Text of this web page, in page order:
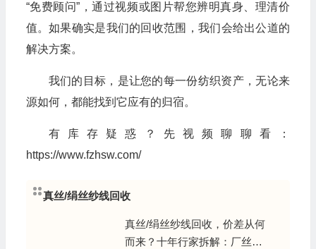
“免费顾问”，通过视频或图片帮您辨明真身、理清价
值。如果确实是我们的回收范围，我们会给出公道的
解决方案。
我们的目标，是让您的每一份纺织资产，无论来
源如何，都能找到它应有的归宿。
有库存疑惑？先视频聊聊看：
https://www.fzhsw.com/
真丝/绢丝纱线回收
真丝/绢丝纱线回收，价差从何
而来？十年行家拆解：厂丝、